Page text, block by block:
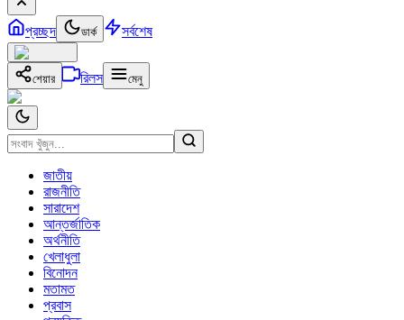
প্রচ্ছদ ডার্ক সর্বশেষ
শেয়ার রিলস মেনু
জাতীয়
রাজনীতি
সারাদেশ
আন্তর্জাতিক
অর্থনীতি
খেলাধুলা
বিনোদন
মতামত
প্রবাস